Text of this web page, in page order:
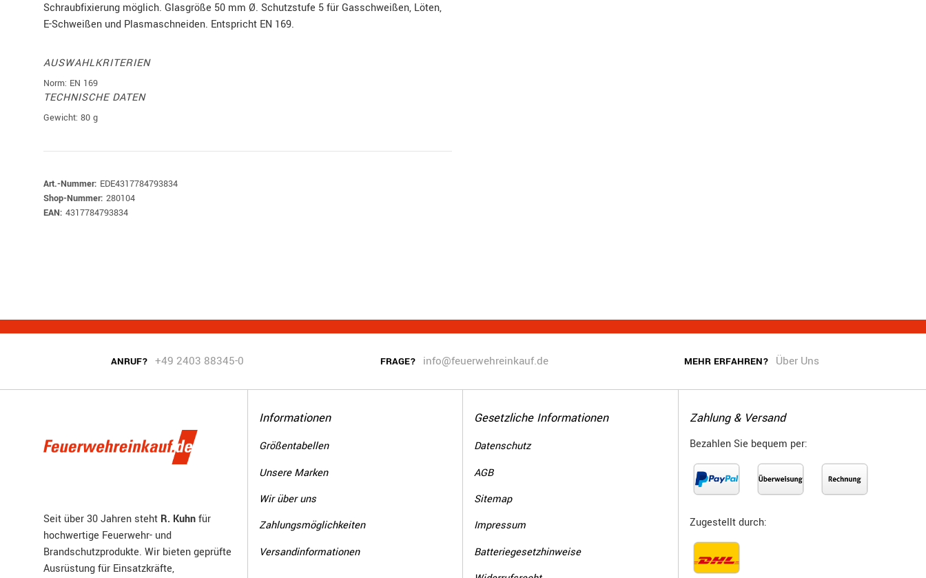
Schraubfixierung möglich. Glasgröße 50 mm Ø. Schutzstufe 5 für Gasschweißen, Löten,
E-Schweißen und Plasmaschneiden. Entspricht EN 169.
AUSWAHLKRITERIEN
Norm: EN 169
TECHNISCHE DATEN
Gewicht: 80 g
Art.-Nummer: EDE4317784793834
Shop-Nummer: 280104
EAN: 4317784793834
ANRUF? +49 2403 88345-0 FRAGE? info@feuerwehreinkauf.de MEHR ERFAHREN? Über Uns
Seit über 30 Jahren steht R. Kuhnfür
hochwertige Feuerwehr- und
Brandschutzprodukte. Wir bieten geprüfte
Ausrüstung für Einsatzkräfte,
Informationen
Größentabellen
Unsere Marken
Wir über uns
Zahlungsmöglichkeiten
Versandinformationen
Gesetzliche Informationen
Datenschutz
AGB
Sitemap
Impressum
Batteriegesetzhinweise
Zahlung & Versand
Bezahlen Sie bequem per:
Zugestellt durch: